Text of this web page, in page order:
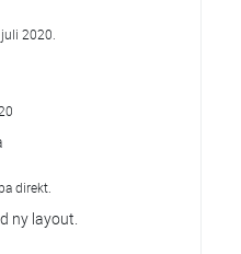
2020.
direkt.
ny layout.